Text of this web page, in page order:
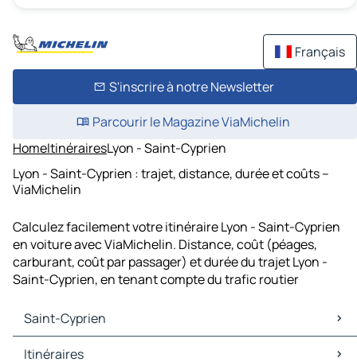
Français
S'inscrire à notre Newsletter
Parcourir le Magazine ViaMichelin
HomeItinérairesLyon - Saint-Cyprien
Lyon - Saint-Cyprien : trajet, distance, durée et coûts –
ViaMichelin
Calculez facilement votre itinéraire Lyon - Saint-Cyprien
en voiture avec ViaMichelin. Distance, coût (péages,
carburant, coût par passager) et durée du trajet Lyon -
Saint-Cyprien, en tenant compte du trafic routier
Saint-Cyprien
Saint-Cyprien Cartes et plans
Itinéraires